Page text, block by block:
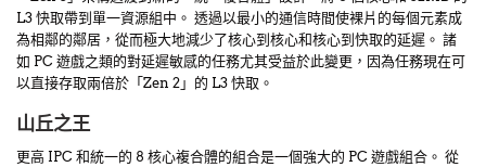
L3 快取帶到單一資源組中。 透過以最小的通信時間使裸片的每個元素成
為相鄰的鄰居，從而極大地減少了核心到核心和核心到快取的延遲。 諸
如 PC 遊戲之類的對延遲敏感的任務尤其受益於此變更，因為任務現在可
以直接存取兩倍於「Zen 2」的 L3 快取。
山丘之王
更高 IPC 和統一的 8 核心複合體的組合是一個強大的 PC 遊戲組合。 從